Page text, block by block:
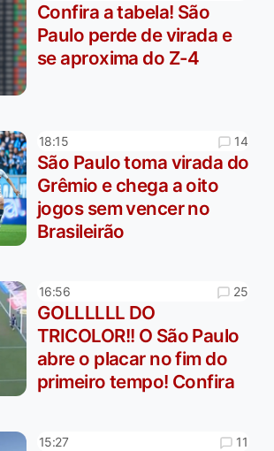
Confira a tabela! São
Paulo perde de virada e
se aproxima do Z-4
18:15 14
São Paulo toma virada do
Grêmio e chega a oito
jogos sem vencer no
Brasileirão
16:56 25
GOLLLLLL DO
TRICOLOR!! O São Paulo
abre o placar no fim do
primeiro tempo! Confira
15:27 11